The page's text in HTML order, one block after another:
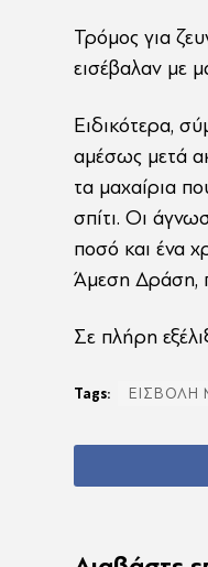
Τρόμος για
εισέβαλαν με
Ειδικότερα,
αμέσως μετά
τα μαχαίρια
σπίτι. Οι
ποσό και ένα
Άμεση Δράση,
Σε πλήρη
Tags: ΕΙΣΒΟΛΗ